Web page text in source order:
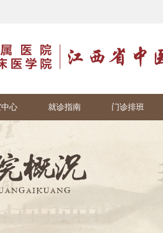
心 就诊指南 门诊排班